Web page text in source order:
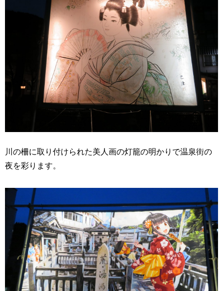
川の柵に取り付けられた美人画の灯籠の明かりで温泉街の
夜を彩ります。